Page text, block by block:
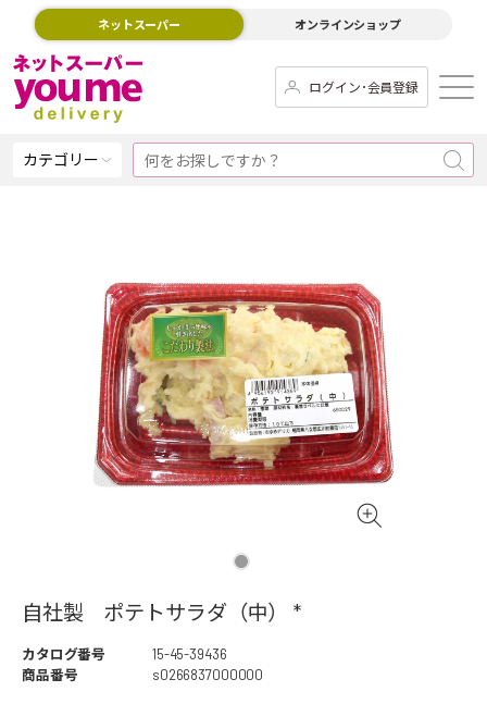
ネットスーパー オンラインショップ
ログイン･会員登録
カテゴリー
自社製 ポテトサラダ（中） *
カタログ番号
15-45-39436
商品番号
s0266837000000